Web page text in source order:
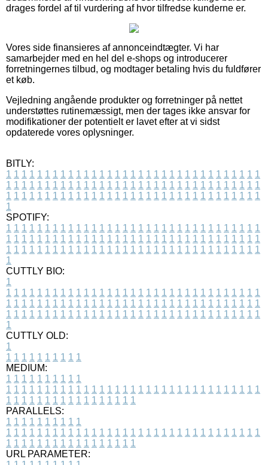
drages fordel af til vurdering af hvor tilfredse kunderne er.
Vores side finansieres af annonceindtægter. Vi har
samarbejder med en hel del e-shops og introducerer
forretningernes tilbud, og modtager betaling hvis du fuldfører
et køb.
Vejledning angående produkter og forretninger på nettet
understøttes rutinemæssigt, men der tages ikke ansvar for
modifikationer der potentielt er lavet efter at vi sidst
opdaterede vores oplysninger.
BITLY:
1 1 1 1 1 1 1 1 1 1 1 1 1 1 1 1 1 1 1 1 1 1 1 1 1 1 1 1 1 1 1 1 1
1 1 1 1 1 1 1 1 1 1 1 1 1 1 1 1 1 1 1 1 1 1 1 1 1 1 1 1 1 1 1 1 1
1 1 1 1 1 1 1 1 1 1 1 1 1 1 1 1 1 1 1 1 1 1 1 1 1 1 1 1 1 1 1 1 1
1
SPOTIFY:
1 1 1 1 1 1 1 1 1 1 1 1 1 1 1 1 1 1 1 1 1 1 1 1 1 1 1 1 1 1 1 1 1
1 1 1 1 1 1 1 1 1 1 1 1 1 1 1 1 1 1 1 1 1 1 1 1 1 1 1 1 1 1 1 1 1
1 1 1 1 1 1 1 1 1 1 1 1 1 1 1 1 1 1 1 1 1 1 1 1 1 1 1 1 1 1 1 1 1
1
CUTTLY BIO:
1
1 1 1 1 1 1 1 1 1 1 1 1 1 1 1 1 1 1 1 1 1 1 1 1 1 1 1 1 1 1 1 1 1
1 1 1 1 1 1 1 1 1 1 1 1 1 1 1 1 1 1 1 1 1 1 1 1 1 1 1 1 1 1 1 1 1
1 1 1 1 1 1 1 1 1 1 1 1 1 1 1 1 1 1 1 1 1 1 1 1 1 1 1 1 1 1 1 1 1
1
CUTTLY OLD:
1
1 1 1 1 1 1 1 1 1 1
MEDIUM:
1 1 1 1 1 1 1 1 1 1
1 1 1 1 1 1 1 1 1 1 1 1 1 1 1 1 1 1 1 1 1 1 1 1 1 1 1 1 1 1 1 1 1
1 1 1 1 1 1 1 1 1 1 1 1 1 1 1 1 1
PARALLELS:
1 1 1 1 1 1 1 1 1 1
1 1 1 1 1 1 1 1 1 1 1 1 1 1 1 1 1 1 1 1 1 1 1 1 1 1 1 1 1 1 1 1 1
1 1 1 1 1 1 1 1 1 1 1 1 1 1 1 1 1
URL PARAMETER: